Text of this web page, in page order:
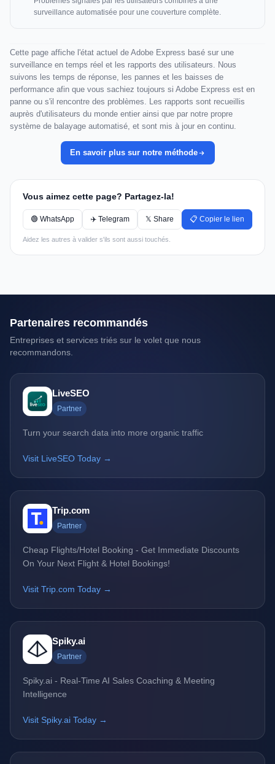
surveillance automatisée pour une couverture complète.
Cette page affiche l'état actuel de Adobe Express basé sur une
surveillance en temps réel et les rapports des utilisateurs. Nous
suivons les temps de réponse, les pannes et les baisses de
performance afin que vous sachiez toujours si Adobe Express est en
panne ou s'il rencontre des problèmes. Les rapports sont recueillis
auprès d'utilisateurs du monde entier ainsi que par notre propre
système de balayage automatisé, et sont mis à jour en continu.
En savoir plus sur notre méthode
Vous aimez cette page? Partagez-la!
🟢 WhatsApp ✈️ Telegram 𝕏 Share 📋 Copier le lien
Aidez les autres à valider s'ils sont aussi touchés.
Partenaires recommandés
Entreprises et services triés sur le volet que nous
recommandons.
LiveSEO
Partner
Turn your search data into more organic traffic
Visit LiveSEO Today →
Trip.com
Partner
Cheap Flights/Hotel Booking - Get Immediate Discounts
On Your Next Flight & Hotel Bookings!
Visit Trip.com Today →
Spiky.ai
Partner
Spiky.ai - Real-Time AI Sales Coaching & Meeting
Intelligence
Visit Spiky.ai Today →